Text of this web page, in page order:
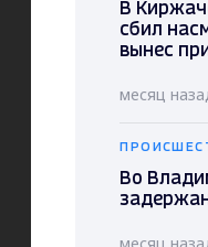
В
сбил
вынес
месяц
Во